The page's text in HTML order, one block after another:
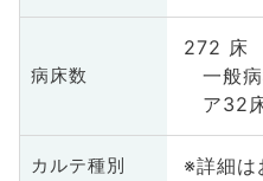
病床数
272 床
一般
ア32
カルテ種別 ※詳細は